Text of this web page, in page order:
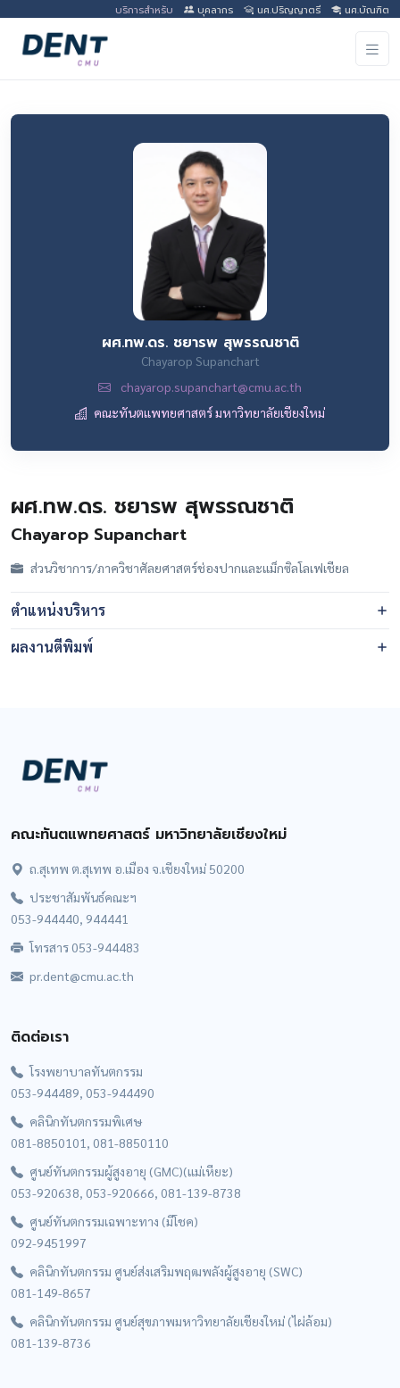
บริการสำหรับ บุคลากร นศ.ปริญญาตรี นศ.บัณฑิต
ผศ.ทพ.ดร. ชยารพ สุพรรณชาติ
Chayarop Supanchart
chayarop.supanchart@cmu.ac.th
คณะทันตแพทยศาสตร์ มหาวิทยาลัยเชียงใหม่
ผศ.ทพ.ดร. ชยารพ สุพรรณชาติ
Chayarop Supanchart
ส่วนวิชาการ/ภาควิชาศัลยศาสตร์ช่องปากและแม็กซิลโลเฟเชียล
ตำแหน่งบริหาร
ผลงานตีพิมพ์
คณะทันตแพทยศาสตร์ มหาวิทยาลัยเชียงใหม่
ถ.สุเทพ ต.สุเทพ อ.เมือง จ.เชียงใหม่ 50200
ประชาสัมพันธ์คณะฯ
053-944440, 944441
โทรสาร 053-944483
pr.dent@cmu.ac.th
ติดต่อเรา
โรงพยาบาลทันตกรรม
053-944489, 053-944490
คลินิกทันตกรรมพิเศษ
081-8850101, 081-8850110
ศูนย์ทันตกรรมผู้สูงอายุ (GMC)(แม่เหียะ)
053-920638, 053-920666, 081-139-8738
ศูนย์ทันตกรรมเฉพาะทาง (มีโชค)
092-9451997
คลินิกทันตกรรม ศูนย์ส่งเสริมพฤฒพลังผู้สูงอายุ (SWC)
081-149-8657
คลินิกทันตกรรม ศูนย์สุขภาพมหาวิทยาลัยเชียงใหม่ (ไผ่ล้อม)
081-139-8736